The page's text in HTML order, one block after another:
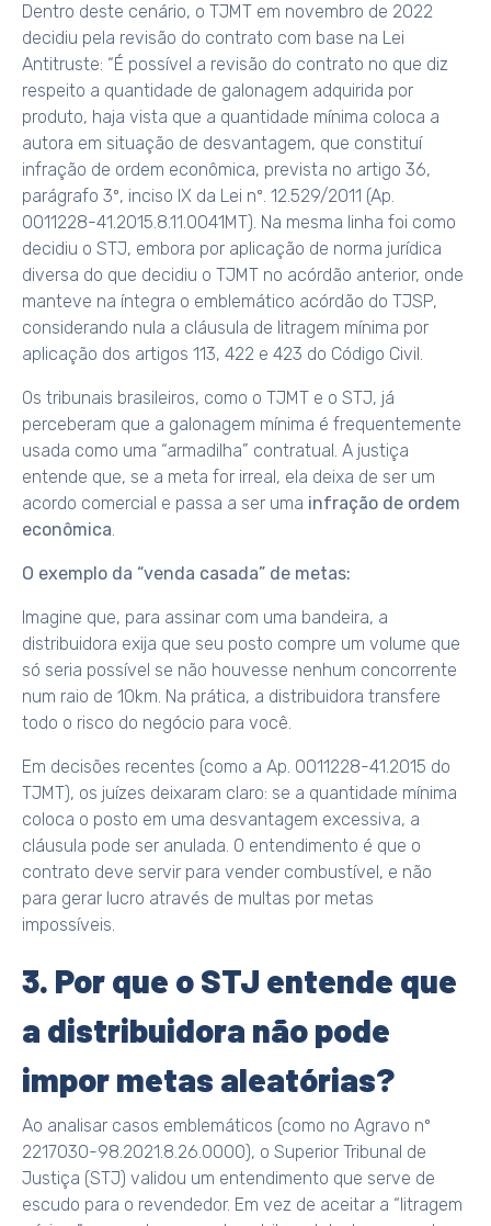
Dentro deste cenário, o TJMT em novembro de 2022
decidiu pela revisão do contrato com base na Lei
Antitruste: “É possível a revisão do contrato no que diz
respeito a quantidade de galonagem adquirida por
produto, haja vista que a quantidade mínima coloca a
autora em situação de desvantagem, que constituí
infração de ordem econômica, prevista no artigo 36,
parágrafo 3º, inciso IX da Lei nº. 12.529/2011 (Ap.
0011228-41.2015.8.11.0041MT). Na mesma linha foi como
decidiu o STJ, embora por aplicação de norma jurídica
diversa do que decidiu o TJMT no acórdão anterior, onde
manteve na íntegra o emblemático acórdão do TJSP,
considerando nula a cláusula de litragem mínima por
aplicação dos artigos 113, 422 e 423 do Código Civil.
Os tribunais brasileiros, como o TJMT e o STJ, já
perceberam que a galonagem mínima é frequentemente
usada como uma “armadilha” contratual. A justiça
entende que, se a meta for irreal, ela deixa de ser um
acordo comercial e passa a ser uma infração de ordem
econômica.
O exemplo da “venda casada” de metas:
Imagine que, para assinar com uma bandeira, a
distribuidora exija que seu posto compre um volume que
só seria possível se não houvesse nenhum concorrente
num raio de 10km. Na prática, a distribuidora transfere
todo o risco do negócio para você.
Em decisões recentes (como a Ap. 0011228-41.2015 do
TJMT), os juízes deixaram claro: se a quantidade mínima
coloca o posto em uma desvantagem excessiva, a
cláusula pode ser anulada. O entendimento é que o
contrato deve servir para vender combustível, e não
para gerar lucro através de multas por metas
impossíveis.
3. Por que o STJ entende que
a distribuidora não pode
impor metas aleatórias?
Ao analisar casos emblemáticos (como no Agravo nº
2217030-98.2021.8.26.0000), o Superior Tribunal de
Justiça (STJ) validou um entendimento que serve de
escudo para o revendedor. Em vez de aceitar a “litragem